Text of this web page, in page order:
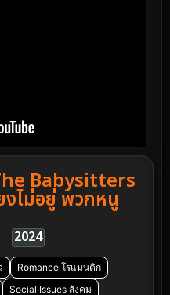
Babysitters
ไม่อยู่ พวกหนู
2024
Romance โรแมนติก
Social Issues สังคม